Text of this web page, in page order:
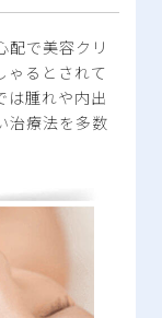
配で美容クリ
ゃるとされて
は腫れや内出
治療法を多数